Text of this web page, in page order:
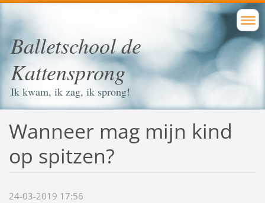
Balletschool de
Kattensprong
Ik kwam, ik zag, ik sprong!
Wanneer mag mijn kind
op spitzen?
24-03-2019 17:56